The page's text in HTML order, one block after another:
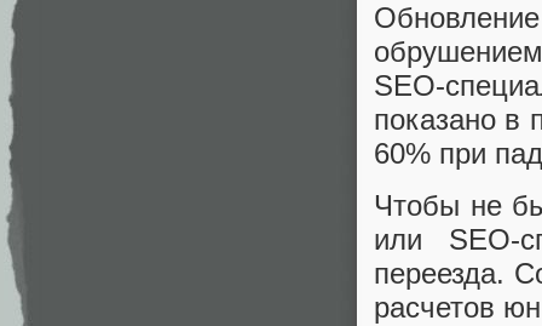
SEO-
показано в
60% при
Чтобы не
или SEO-
переезда.
расчетов